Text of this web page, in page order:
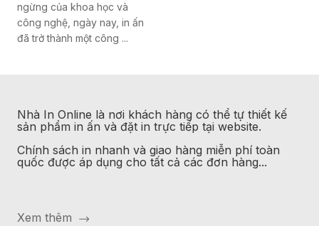
ngừng của khoa học và
công nghệ, ngày nay, in ấn
đã trở thành một công ...
Nhà In Online là nơi khách hàng có thể tự thiết kế
sản phẩm in ấn và đặt in trực tiếp tại website.
Chính sách in nhanh và giao hàng miễn phí toàn
quốc được áp dụng cho tất cả các đơn hàng...
Xem thêm